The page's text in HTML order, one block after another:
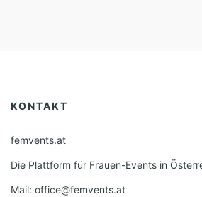
KONTAKT
femvents.at
Die Plattform für Frauen-Events in
Mail: office@femvents.at